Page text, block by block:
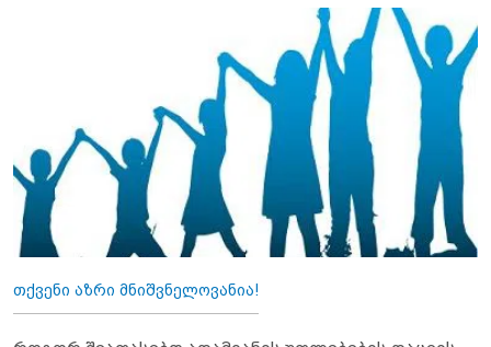
თქვენი აზრი მნიშვნელოვანია!